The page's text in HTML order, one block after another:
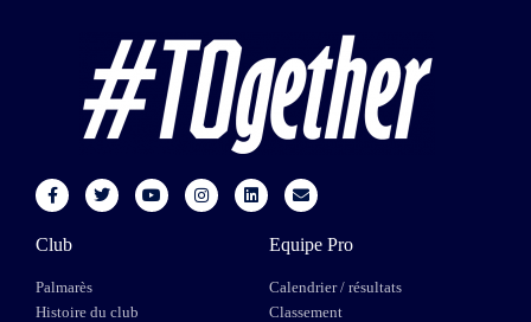
Club
Palmarès
Histoire du club
Equipe Pro
Calendrier / résultats
Classement